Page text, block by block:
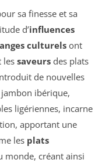
sa finesse et sa
d’influences
culturels ont
lessaveurs des plats
de nouvelles
ibérique,
ligériennes, incarne
apportant une
les plats
monde, créant ainsi